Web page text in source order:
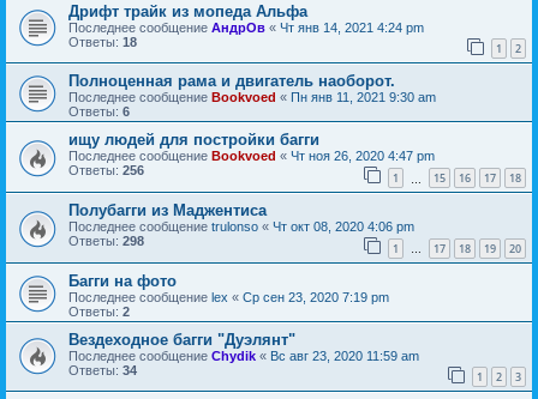
Дрифт трайк из мопеда Альфа
Последнее сообщение АндрОв « Чт янв 14, 2021 4:24 pm
Ответы: 18 1 2
Полноценная рама и двигатель наоборот.
Последнее сообщение Bookvoed « Пн янв 11, 2021 9:30 am
Ответы: 6
ищу людей для постройки багги
Последнее сообщение Bookvoed « Чт ноя 26, 2020 4:47 pm
Ответы: 256 1 15 16 17 18
Полубагги из Маджентиса
Последнее сообщение trulonso « Чт окт 08, 2020 4:06 pm
Ответы: 298 1 … 17 18 19 20
Багги на фото
Последнее сообщение lex « Ср сен 23, 2020 7:19 pm
Ответы: 2
Вездеходное багги "Дуэлянт"
Последнее сообщение Chydik « Вс авг 23, 2020 11:59 am
Ответы: 34 1 2 3